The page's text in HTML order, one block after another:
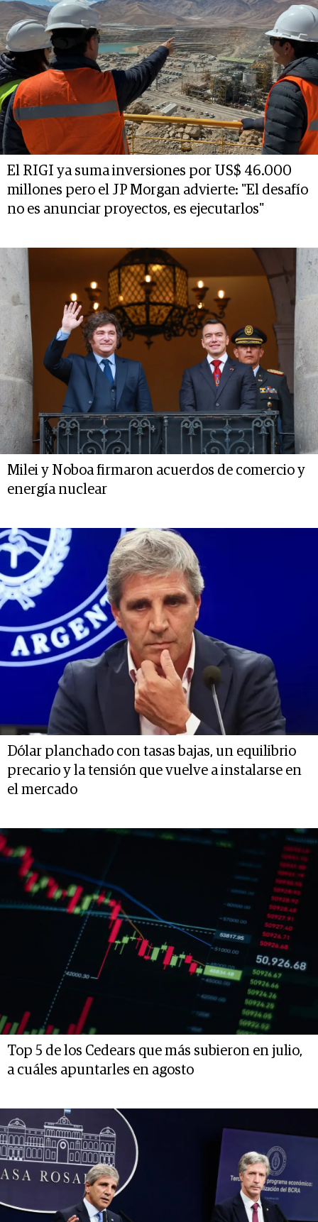
El RIGI ya suma inversiones por US$ 46.000
millones pero el JP Morgan advierte: "El desafío
no es anunciar proyectos, es ejecutarlos"
Milei y Noboa firmaron acuerdos de comercio y
energía nuclear
Dólar planchado con tasas bajas, un equilibrio
precario y la tensión que vuelve a instalarse en
el mercado
Top 5 de los Cedears que más subieron en julio,
a cuáles apuntarles en agosto